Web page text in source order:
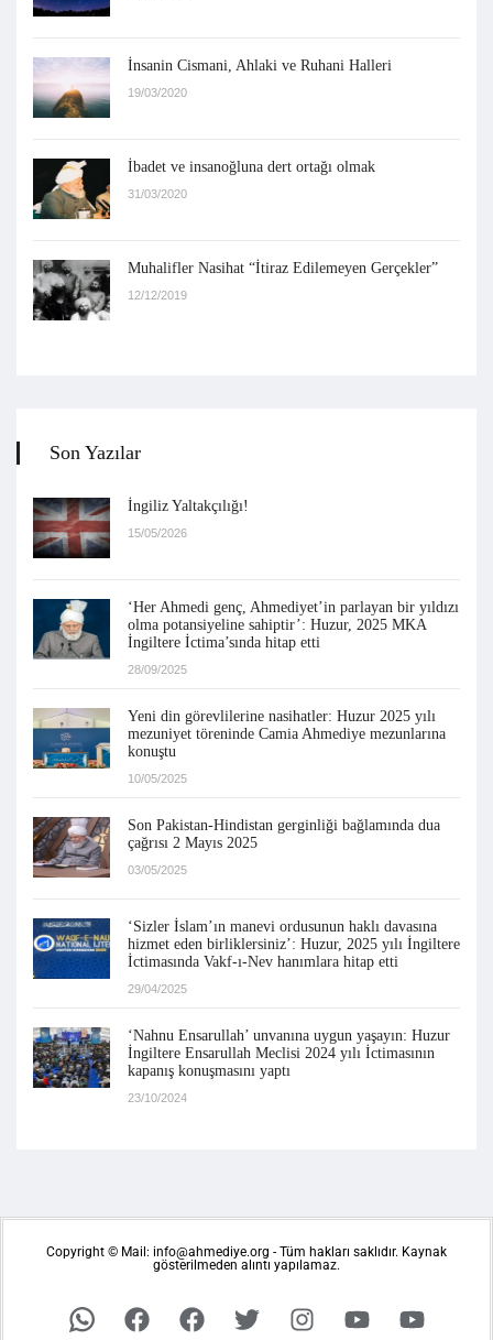
İnsanin Cismani, Ahlaki ve Ruhani Halleri
19/03/2020
İbadet ve insanoğluna dert ortağı olmak
31/03/2020
Muhalifler Nasihat “İtiraz Edilemeyen Gerçekler”
12/12/2019
Son Yazılar
İngiliz Yaltakçılığı!
15/05/2026
‘Her Ahmedi genç, Ahmediyet’in parlayan bir yıldızı
olma potansiyeline sahiptir’: Huzur, 2025 MKA
İngiltere İctima’sında hitap etti
28/09/2025
Yeni din görevlilerine nasihatler: Huzur 2025 yılı
mezuniyet töreninde Camia Ahmediye mezunlarına
konuştu
10/05/2025
Son Pakistan-Hindistan gerginliği bağlamında dua
çağrısı 2 Mayıs 2025
03/05/2025
‘Sizler İslam’ın manevi ordusunun haklı davasına
hizmet eden birliklersiniz’: Huzur, 2025 yılı İngiltere
İctimasında Vakf-ı-Nev hanımlara hitap etti
29/04/2025
‘Nahnu Ensarullah’ unvanına uygun yaşayın: Huzur
İngiltere Ensarullah Meclisi 2024 yılı İctimasının
kapanış konuşmasını yaptı
23/10/2024
Copyright © Mail: info@ahmediye.org - Tüm hakları saklıdır. Kaynak
gösterilmeden alıntı yapılamaz.